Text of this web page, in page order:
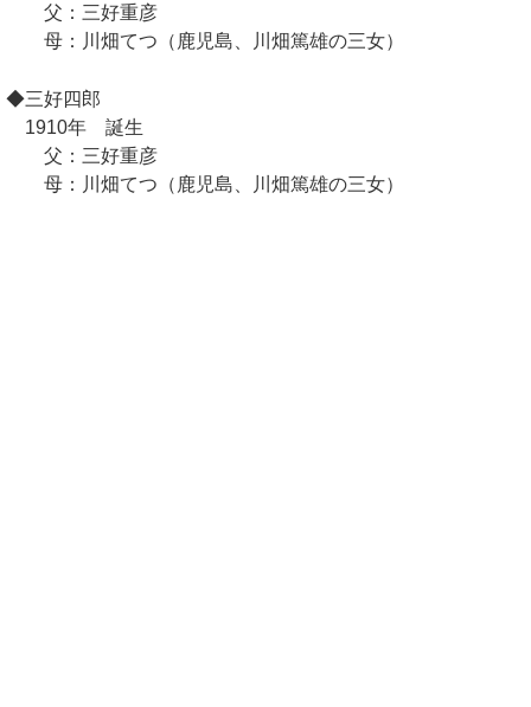
父：三好重彦
母：川畑てつ（鹿児島、川畑篤雄の三女）
◆三好四郎
1910年 誕生
父：三好重彦
母：川畑てつ（鹿児島、川畑篤雄の三女）